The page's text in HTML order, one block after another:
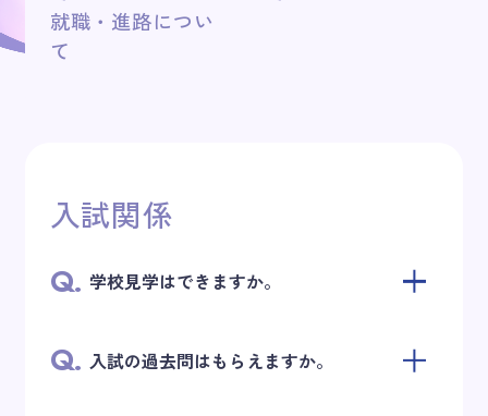
オープンキャンパス
就職・進路につい
て
入試関係
Q. 学校見学はできますか。
Q. 入試の過去問はもらえますか。